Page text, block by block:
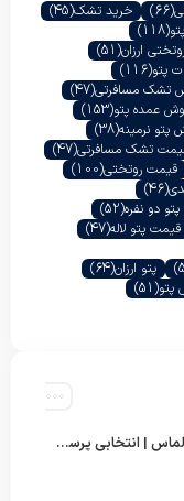
(66) خرید تشک(45)
(118)
ارزان(51)
پتو(116)
تشک مسافرتی(47)
عمده پتو(153)
پتو نرمینه(38)
تشک مسافرتی(47)
قیمت روتختی(100)
(46)
دو نفره(52)
قیمت پتو لاله(47)
پتو ارزان(64)
(51)
مرکز فروش انواع پتو گل برجسته الماس | انتخابی پرسود برای عمده‌فروشان